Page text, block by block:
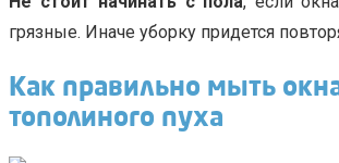
грязные. Иначе уборку придется
Как правильно мыть
тополиного пуха